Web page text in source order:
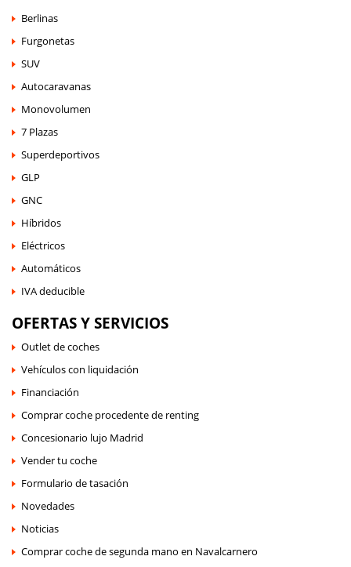
Berlinas
Furgonetas
SUV
Autocaravanas
Monovolumen
7 Plazas
Superdeportivos
GLP
GNC
Híbridos
Eléctricos
Automáticos
IVA deducible
OFERTAS Y SERVICIOS
Outlet de coches
Vehículos con liquidación
Financiación
Comprar coche procedente de renting
Concesionario lujo Madrid
Vender tu coche
Formulario de tasación
Novedades
Noticias
Comprar coche de segunda mano en Navalcarnero